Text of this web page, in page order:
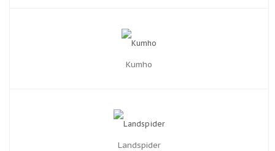
Kumho
Landspider